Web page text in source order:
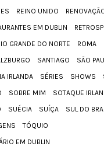
REINO UNIDO
EM DUBLIN
GRANDE DO NORTE ROMA
SANTIAGO
SÃO
IRLANDA
SÉRIES SHOWS
SOBRE MIM
SOTAQUE
SUÉCIA SUÍÇA
SUL DO
TÓQUIO
EM DUBLIN